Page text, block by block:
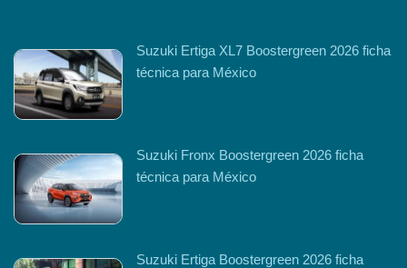
Suzuki Ertiga XL7 Boostergreen 2026 ficha
técnica para México
Suzuki Fronx Boostergreen 2026 ficha
técnica para México
Suzuki Ertiga Boostergreen 2026 ficha